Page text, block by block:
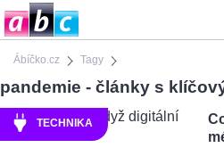
Ábíčko.cz Tagy
pandemie - články s
TECHNIKA